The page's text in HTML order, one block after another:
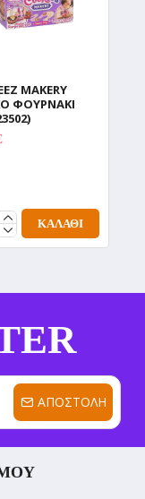
MAKERY
ΦΟΥΡΝΑΚΙ
ΚΑΛΆΘΙ
ΑΠΟΣΤΟΛΉ